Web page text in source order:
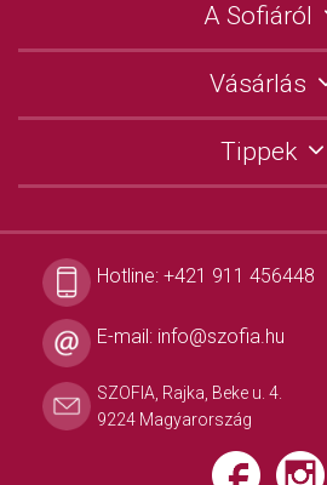
A Sofiáról
Vásárlás
Tippek
Hotline: +421 911 456448
E-mail: info@szofia.hu
SZOFIA, Rajka, Beke u. 4.
9224 Magyarország